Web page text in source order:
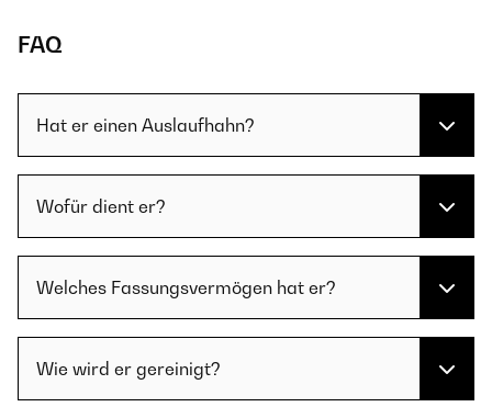
FAQ
Hat er einen Auslaufhahn?
Wofür dient er?
Welches Fassungsvermögen hat er?
Wie wird er gereinigt?